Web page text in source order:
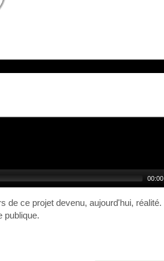
00:00
de ce projet devenu, aujourd'hui, réalité.
publique.